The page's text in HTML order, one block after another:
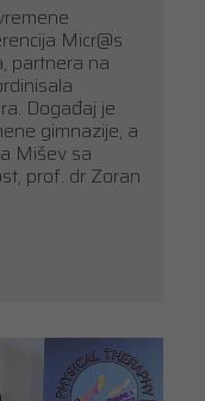
Micr@s
partnera na
Događaj je
gimnazije, a
Mišev sa
prof. dr Zoran